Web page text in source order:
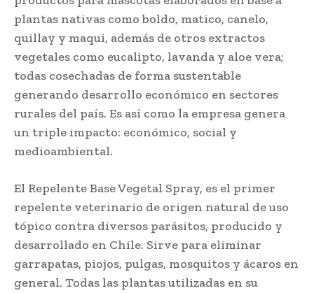
plantas nativas como boldo, matico, canelo,
quillay y maqui, además de otros extractos
vegetales como eucalipto, lavanda y aloe vera;
todas cosechadas de forma sustentable
generando desarrollo económico en sectores
rurales del país. Es así como la empresa genera
un triple impacto: económico, social y
medioambiental.
El Repelente Base Vegetal Spray, es el primer
repelente veterinario de origen natural de uso
tópico contra diversos parásitos, producido y
desarrollado en Chile. Sirve para eliminar
garrapatas, piojos, pulgas, mosquitos y ácaros en
general. Todas las plantas utilizadas en su